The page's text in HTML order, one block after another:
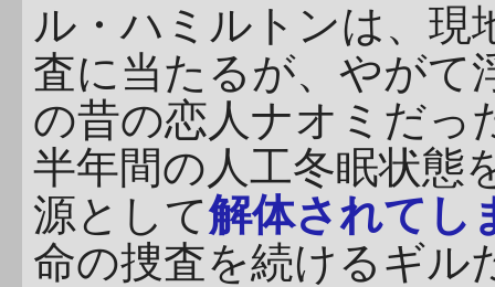
ル・ハミルトンは、現
査に当たるが、やがて
の昔の恋人ナオミだっ
半年間の人工冬眠状態
源として解体されてし
命の捜査を続けるギ